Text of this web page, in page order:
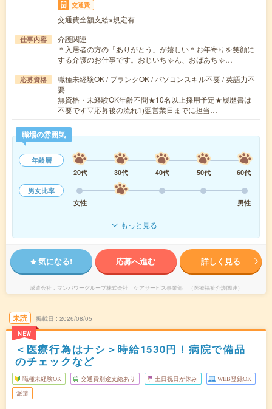
交通費
交通費全額支給※規定有
仕事内容
介護関連
＊入居者の方の「ありがとう」が嬉しい＊お年寄りを笑顔に
する介護のお仕事です。おじいちゃん、おばあちゃ…
応募資格
職種未経験OK / ブランクOK / パソコンスキル不要 / 英語力不
要
無資格・未経験OK年齢不問★10名以上採用予定★履歴書は
不要です▽応募後の流れ1)翌営業日までに担当…
職場の雰囲気
年齢層
20代
30代 40代 50代
60代
男女比率
女性
男性
もっと見る
気になる! 応募へ進む 詳しく見る
派遣会社 マンパワーグループ株式会社 ケアサービス事業部 （医療福祉介護関連）
未読
NEW
掲載日 2026/08/05
＜医療行為はナシ＞時給1530円！病院で備品
のチェックなど
職種未経験OK 交通費別途支給あり 土日祝日が休み WEB登録OK
派遣